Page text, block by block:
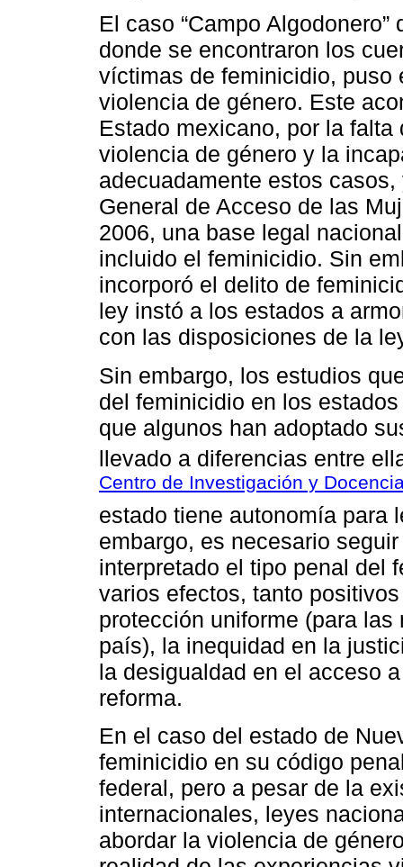
El caso “Campo
donde se encontraron los
víctimas de feminicidio, puso
violencia de género. Este
Estado mexicano, por la
violencia de género y la
adecuadamente estos
General de Acceso de las
2006, una base legal
incluido el feminicidio. Sin
incorporó el delito de
ley instó a los estados a
con las disposiciones de la
Sin embargo, los estudios
del feminicidio en los
que algunos han adoptado
llevado a diferencias entre
Centro de Investigación y
estado tiene autonomía para
embargo, es necesario
interpretado el tipo penal del
varios efectos, tanto
protección uniforme (para
país), la inequidad en la
la desigualdad en el acceso
reforma.
En el caso del estado de
feminicidio en su código
federal, pero a pesar de la
internacionales, leyes
abordar la violencia de